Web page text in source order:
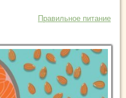
Правильное питание